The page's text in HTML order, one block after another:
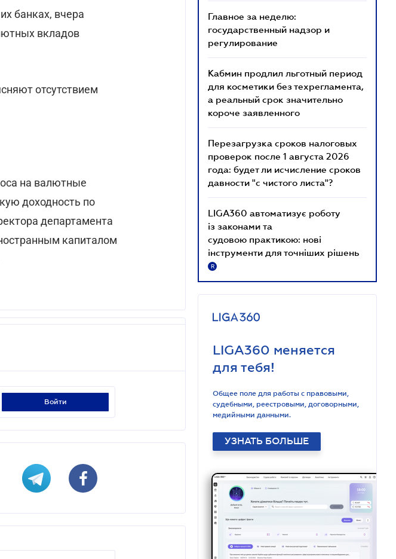
банках, вчера
вкладов
отсутствием
на валютные
доходность по
департамента
капиталом
войти
Главное за неделю:
государственный надзор и
регулирование
Кабмин продлил льготный период
для косметики без техрегламента,
а реальный срок значительно
короче заявленного
Перезагрузка сроков налоговых
проверок после 1 августа 2026
года: будет ли исчисление сроков
давности "с чистого листа"?
LIGA360 автоматизує роботу
із законами та
судовою практикою: нові
інструменти для точніших рішень
R
LIGA360 меняется
для тебя!
Общее поле для работы с правовыми,
судебными, реестровыми, договорными,
медийными данными.
УЗНАТЬ БОЛЬШЕ